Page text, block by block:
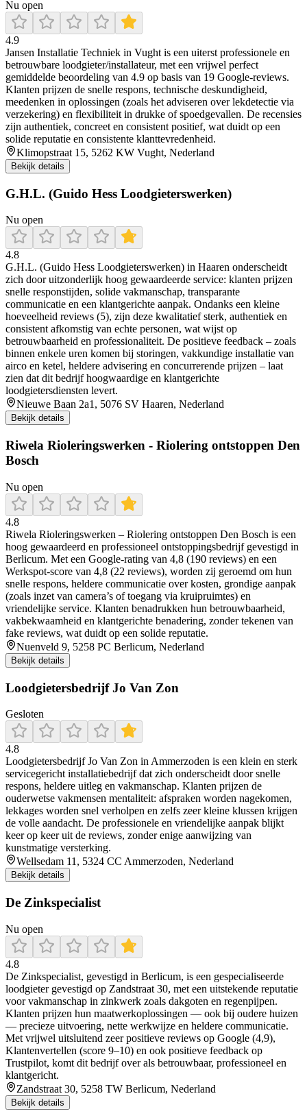
Nu open
4.9
Jansen Installatie Techniek in Vught is een uiterst professionele en
betrouwbare loodgieter/installateur, met een vrijwel perfect
gemiddelde beoordeling van 4.9 op basis van 19 Google‑reviews.
Klanten prijzen de snelle respons, technische deskundigheid,
meedenken in oplossingen (zoals het adviseren over lekdetectie via
verzekering) en flexibiliteit in drukke of spoedgevallen. De recensies
zijn authentiek, concreet en consistent positief, wat duidt op een
solide reputatie en consistente klanttevredenheid.
Klimopstraat 15, 5262 KW Vught, Nederland
Bekijk details
G.H.L. (Guido Hess Loodgieterswerken)
Nu open
4.8
G.H.L. (Guido Hess Loodgieterswerken) in Haaren onderscheidt
zich door uitzonderlijk hoog gewaardeerde service: klanten prijzen
snelle responstijden, solide vakmanschap, transparante
communicatie en een klantgerichte aanpak. Ondanks een kleine
hoeveelheid reviews (5), zijn deze kwalitatief sterk, authentiek en
consistent afkomstig van echte personen, wat wijst op
betrouwbaarheid en professionaliteit. De positieve feedback – zoals
binnen enkele uren komen bij storingen, vakkundige installatie van
airco en ketel, heldere advisering en concurrerende prijzen – laat
zien dat dit bedrijf hoogwaardige en klantgerichte
loodgietersdiensten levert.
Nieuwe Baan 2a1, 5076 SV Haaren, Nederland
Bekijk details
Riwela Rioleringswerken - Riolering ontstoppen Den
Bosch
Nu open
4.8
Riwela Rioleringswerken – Riolering ontstoppen Den Bosch is een
hoog gewaardeerd en professioneel ontstoppingsbedrijf gevestigd in
Berlicum. Met een Google-rating van 4,8 (190 reviews) en een
Werkspot-score van 4,8 (22 reviews), worden zij geroemd om hun
snelle respons, heldere communicatie over kosten, grondige aanpak
(zoals inzet van camera’s of toegang via kruipruimtes) en
vriendelijke service. Klanten benadrukken hun betrouwbaarheid,
vakbekwaamheid en klantgerichte benadering, zonder tekenen van
fake reviews, wat duidt op een solide reputatie.
Nuenveld 9, 5258 PC Berlicum, Nederland
Bekijk details
Loodgietersbedrijf Jo Van Zon
Gesloten
4.8
Loodgietersbedrijf Jo Van Zon in Ammerzoden is een klein en sterk
servicegericht installatiebedrijf dat zich onderscheidt door snelle
respons, heldere uitleg en vakmanschap. Klanten prijzen de
ouderwetse vakmensen mentaliteit: afspraken worden nagekomen,
lekkages worden snel verholpen en zelfs zeer kleine klussen krijgen
de volle aandacht. De professionele en vriendelijke aanpak blijkt
keer op keer uit de reviews, zonder enige aanwijzing van
kunstmatige versterking.
Wellsedam 11, 5324 CC Ammerzoden, Nederland
Bekijk details
De Zinkspecialist
Nu open
4.8
De Zinkspecialist, gevestigd in Berlicum, is een gespecialiseerde
loodgieter gevestigd op Zandstraat 30, met een uitstekende reputatie
voor vakmanschap in zinkwerk zoals dakgoten en regenpijpen.
Klanten prijzen hun maatwerkoplossingen — ook bij oudere huizen
— precieze uitvoering, nette werkwijze en heldere communicatie.
Met vrijwel uitsluitend zeer positieve reviews op Google (4,9),
Klantenvertellen (score 9–10) en ook positieve feedback op
Trustpilot, komt dit bedrijf over als betrouwbaar, professioneel en
klantgericht.
Zandstraat 30, 5258 TW Berlicum, Nederland
Bekijk details